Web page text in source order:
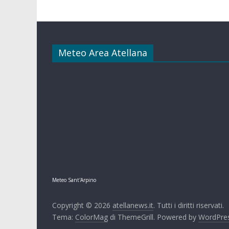
Meteo Area Atellana
Meteo Sant'Arpino
Copyright © 2026 atellanews.it. Tutti i diritti riservati.
Tema: ColorMag di ThemeGrill. Powered by